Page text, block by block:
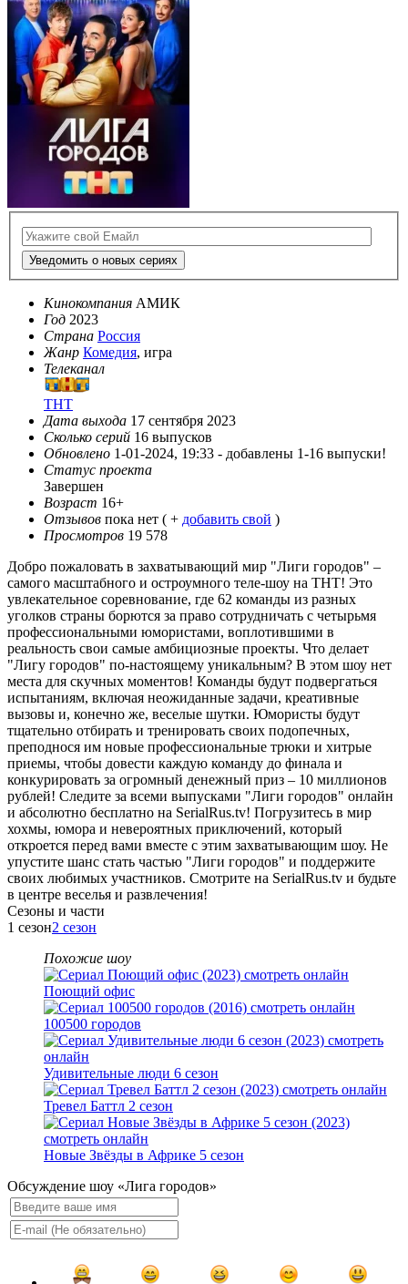
Уведомить о новых сериях
Кинокомпания АМИК
Год 2023
Страна Россия
Жанр Комедия, игра
Телеканал
ТНТ
Дата выхода 17 сентября 2023
Сколько серий 16 выпусков
Обновлено 1-01-2024, 19:33 - добавлены 1-16 выпуски!
Статус проекта
Завершен
Возраст 16+
Отзывов пока нет ( + добавить свой )
Просмотров 19 578
Добро пожаловать в захватывающий мир "Лиги городов" –
самого масштабного и остроумного теле-шоу на ТНТ! Это
увлекательное соревнование, где 62 команды из разных
уголков страны борются за право сотрудничать с четырьмя
профессиональными юмористами, воплотившими в
реальность свои самые амбициозные проекты. Что делает
"Лигу городов" по-настоящему уникальным? В этом шоу нет
места для скучных моментов! Команды будут подвергаться
испытаниям, включая неожиданные задачи, креативные
вызовы и, конечно же, веселые шутки. Юмористы будут
тщательно отбирать и тренировать своих подопечных,
преподнося им новые профессиональные трюки и хитрые
приемы, чтобы довести каждую команду до финала и
конкурировать за огромный денежный приз – 10 миллионов
рублей! Следите за всеми выпусками "Лиги городов" онлайн
и абсолютно бесплатно на SerialRus.tv! Погрузитесь в мир
хохмы, юмора и невероятных приключений, который
откроется перед вами вместе с этим захватывающим шоу. Не
упустите шанс стать частью "Лиги городов" и поддержите
своих любимых участников. Смотрите на SerialRus.tv и будьте
в центре веселья и развлечения!
Cезоны и части
1 сезон2 сезон
Похожие шоу
Поющий офис
100500 городов
Удивительные люди 6 сезон
Тревел Баттл 2 сезон
Новые Звёзды в Африке 5 сезон
Обсуждение шоу «Лига городов»